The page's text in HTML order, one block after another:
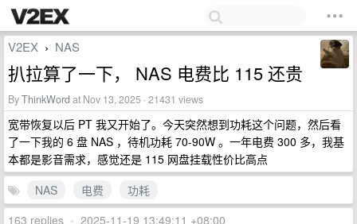
V2EX › NAS
扒拉算了一下， NAS 电费比 115 还贵
ByThinkWord at Nov 13, 2025 · 21431 views
宽带恢复以后 PT 我又开始了。今天突然想到功耗这个问题，然后看
了一下我的 6 盘 NAS ，待机功耗 70-90W 。一年电费 300 多，我基
本都是影音需求，感觉还是 115 网盘挂载性价比高点
NAS
电费
功耗
163 replies • 2025-11-19 13:49:11 +08:00